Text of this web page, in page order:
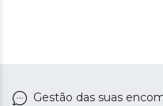
Gestão das suas